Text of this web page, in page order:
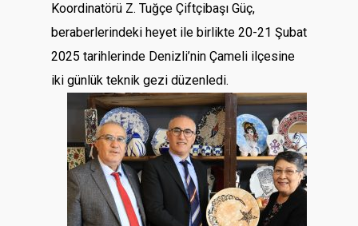
Koordinatörü Z. Tuğçe Çiftçibaşı Güç,
beraberlerindeki heyet ile birlikte 20-21 Şubat
2025 tarihlerinde Denizli’nin Çameli ilçesine
iki günlük teknik gezi düzenledi.